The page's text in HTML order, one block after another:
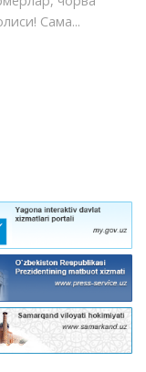
Сама...